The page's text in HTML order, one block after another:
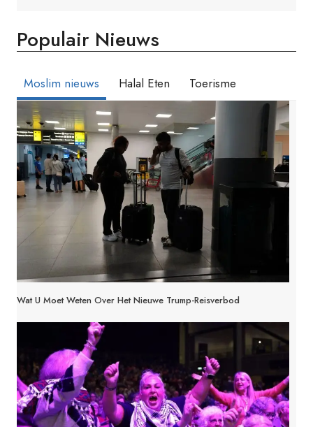
HEEFT
DE
ACTIVIST
ALAA
ABD
EL-
FATTAH
GRATIE
VERLEEND
Populair Nieuws
Moslim nieuws Halal Eten Toerisme
Wat U Moet Weten Over Het Nieuwe Trump-Reisverbod